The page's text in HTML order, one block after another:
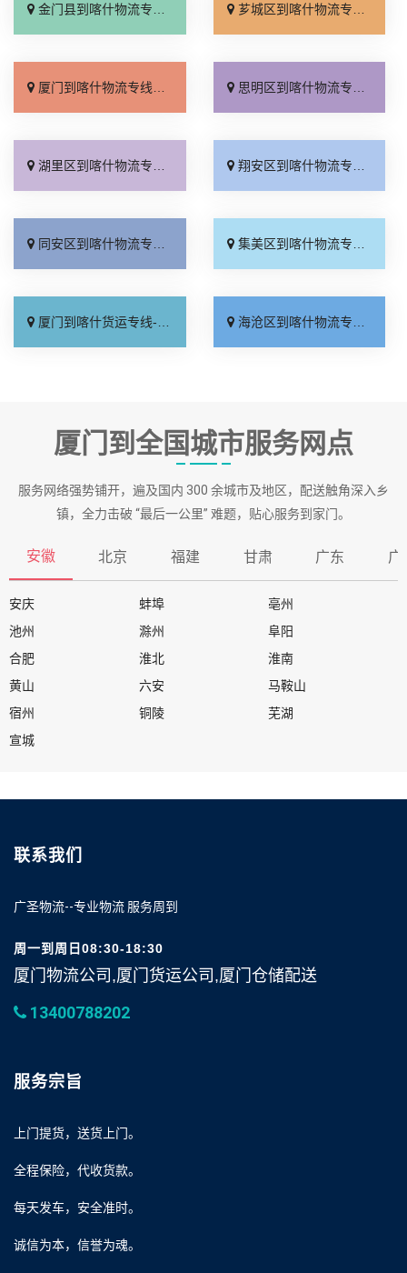
金门县到喀什物流专线_全程定位「物流拼车」 芗城区到喀什物流专线_多少一吨「定点发车」
厦门到喀什物流专线_一站式托运「资质齐全」 思明区到喀什物流专线_上门提货「直达到站」
湖里区到喀什物流专线_放心物流「怎么收费」 翔安区到喀什物流专线_市县派送「全境派送」
同安区到喀什物流专线_多少公里「诚信经营」 集美区到喀什物流专线_送货上门「专业可靠」
厦门到喀什货运专线-厦门到喀什物流公司_高效快运「合同承运」 海沧区到喀什物流专线_无需中转「运价行情」
厦门到全国城市服务网点
服务网络强势铺开，遍及国内 300 余城市及地区，配送触角深入乡
镇，全力击破 “最后一公里” 难题，贴心服务到家门。
安徽 北京 福建 甘肃 广东 广
安庆 蚌埠
亳州
池州
滁州
阜阳
合肥
淮北
淮南
黄山
六安
马鞍山
宿州
铜陵
芜湖
宣城
联系我们
广圣物流--专业物流 服务周到
周一到周日08:30-18:30
厦门物流公司,厦门货运公司,厦门仓储配送
13400788202
服务宗旨
上门提货，送货上门。
全程保险，代收货款。
每天发车，安全准时。
诚信为本，信誉为魂。